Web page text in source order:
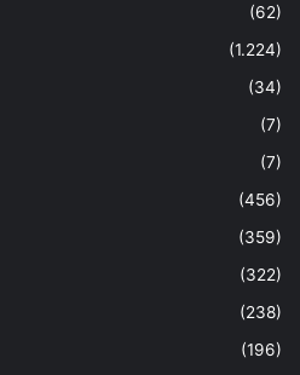
(62)
(1.224)
(34)
(7)
(7)
(456)
(359)
(322)
(238)
(196)